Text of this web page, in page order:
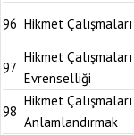
96 Hikmet
97
Hikmet
Evrenselliği
98
Hikmet
Anlamlandırmak